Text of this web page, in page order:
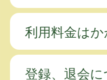
利用料金は
登録、退会